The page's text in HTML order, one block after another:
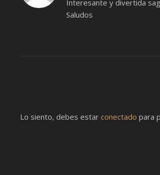
Interesante y divertida
Saludos
Lo siento, debes estar conectado para